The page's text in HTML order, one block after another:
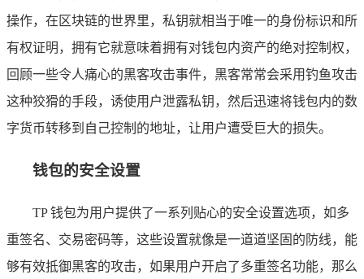
操作，在区块链的世界里，私钥就相当于唯一的身份标识和所
有权证明，拥有它就意味着拥有对钱包内资产的绝对控制权，
回顾一些令人痛心的黑客攻击事件，黑客常常会采用钓鱼攻击
这种狡猾的手段，诱使用户泄露私钥，然后迅速将钱包内的数
字货币转移到自己控制的地址，让用户遭受巨大的损失。
钱包的安全设置
TP 钱包为用户提供了一系列贴心的安全设置选项，如多
重签名、交易密码等，这些设置就像是一道道坚固的防线，能
够有效抵御黑客的攻击，如果用户开启了多重签名功能，那么